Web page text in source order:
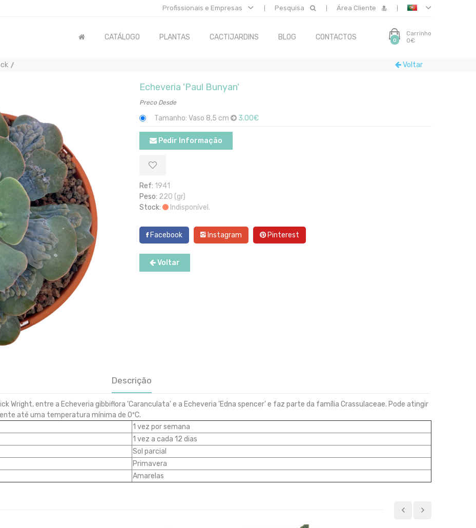
Profissionais e Empresas Pesquisa Área Cliente
CATÁLOGO PLANTAS CACTIJARDINS BLOG CONTACTOS 0
Carrinho
0€
Voltar
Echeveria 'Paul Bunyan'
Preco Desde
Tamanho: Vaso 8,5 cm 3.00€
Pedir Informação
Ref: 1941
Peso: 220 (gr)
Stock:
Indisponível.
Facebook Instagram Pinterest
Voltar
Descrição
Wright, entre a Echeveria gibbiflora 'Caranculata' e a Echeveria 'Edna spencer' e faz parte da família Crassulaceae. Pode atingir
até uma temperatura mínima de 0ºC.
1 vez por semana
1 vez a cada 12 dias
Sol parcial
Primavera
Amarelas